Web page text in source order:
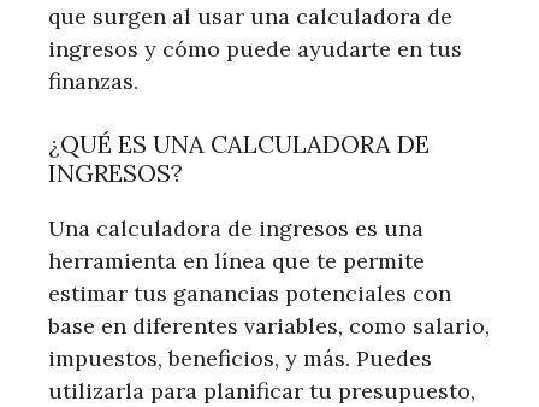
que surgen al usar una calculadora de
ingresos y cómo puede ayudarte en tus
finanzas.
¿QUÉ ES UNA CALCULADORA DE
INGRESOS?
Una calculadora de ingresos es una
herramienta en línea que te permite
estimar tus ganancias potenciales con
base en diferentes variables, como salario,
impuestos, beneficios, y más. Puedes
utilizarla para planificar tu presupuesto,